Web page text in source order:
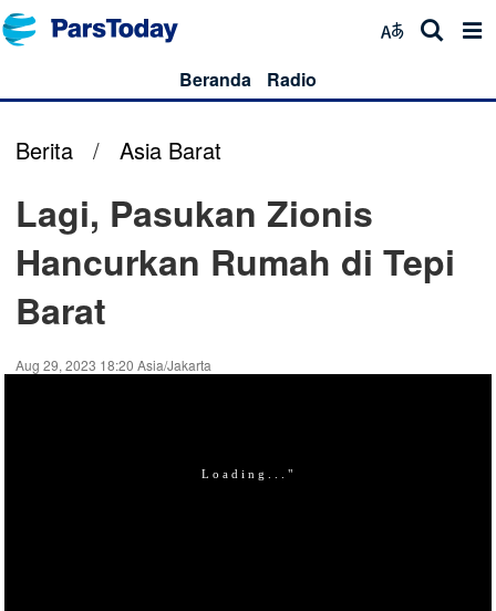
Beranda Radio
Berita / Asia Barat
Lagi, Pasukan Zionis
Hancurkan Rumah di Tepi
Barat
Aug 29, 2023 18:20 Asia/Jakarta